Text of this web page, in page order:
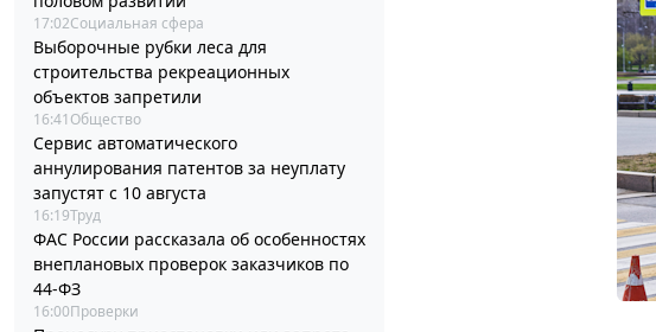
17:02Социальная сфера
Выборочные рубки леса для
строительства рекреационных
объектов запретили
16:41 Общество
Сервис автоматического
аннулирования патентов за неуплату
запустят с 10 августа
16:19Труд
ФАС России рассказала об особенностях
внеплановых проверок заказчиков по
44-ФЗ
16:00Проверки